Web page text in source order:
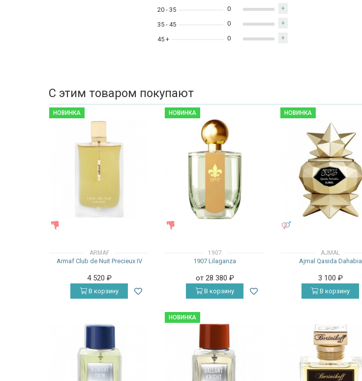
20 - 35
35 - 45
45 +
0 +
0 +
0 +
С этим товаром покупают
НОВИНКА
ARMAF
Armaf Club de Nuit Precieux IV
4 520 ₽
В корзину
НОВИНКА
1907
1907 Lilaganza
от 28 380 ₽
В корзину
НОВИНКА
AJMAL
Ajmal Qasida Dahabia
3 100 ₽
В корзину
НОВИНКА